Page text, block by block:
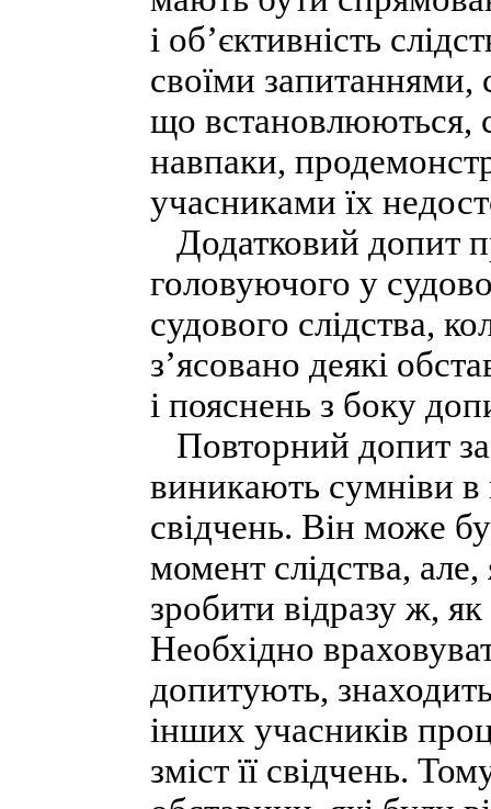
і об’єктивність
своїми запитаннями,
що встановлюються,
навпаки,
учасниками їх
Додатковий допит
головуючого у
судового слідства,
з’ясовано деякі
і пояснень з боку
Повторний допит
виникають сумніви в
свідчень. Він може
момент слідства,
зробити відразу ж, як
Необхідно
допитують,
інших учасників
зміст її свідчень.